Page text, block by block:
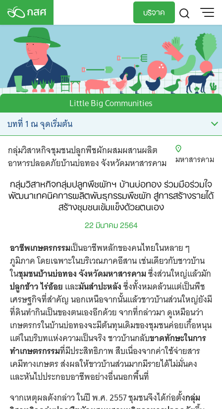
Skip
บริจาค
TH
EN
Little Big Communities
กลุ่มวิสาหกิจชุมชนปลูกพืชผักผสมผสานผลิต
อาหารปลอดภัยบ้านบ่อทอง จังหวัดมหาสารคาม
มหาสารคาม
กลุ่มวิสาหกิจกลุ่มปลูกพืชผักฯ บ้านบ่อทอง ร่วมมือร่วมใจ
พัฒนาเทคนิคการผลิตพันธุกรรมพืชผัก สู่การสร้างรายได้
สร้างชุมชนเข้มแข็งด้วยตนเอง
22 มีนาคม 2564
อาชีพเกษตรกรรมเป็นอาชีพหลักของคนไทยในหลาย ๆ
ภูมิภาค โดยเฉพาะในบริเวณภาคอีสาน เช่นเดียวกับชาวบ้าน
ในชุมชนบ้านบ่อทอง จังหวัดมหาสารคามซึ่งส่วนใหญ่แล้วมัก
ปลูกข้าว ไร่อ้อย และมันสำปะหลังซึ่งทั้งหมดล้วนแต่เป็นพืช
เศรษฐกิจที่สำคัญ นอกเหนือจากนั้นแล้วชาวบ้านส่วนใหญ่ยังมี
ที่ดินทำกินเป็นของตนเองอีกด้วย จากที่กล่าวมา ดูเหมือนว่า
เกษตรกรในบ้านบ่อทองจะมีต้นทุนเดิมของชุมชนค่อยเกื้อหนุน
แต่ในบริบทแห่งความเป็นจริง ชาวบ้านกลับขาดทักษะในการ
ทำเกษตรกรรมที่มีประสิทธิภาพ สืบเนื่องจากค่าใช้จ่ายสาร
เคมีทางเกษตร ส่งผลให้ขาวบ้านส่วนมากมีรายได้ไม่มั่นคง
และหันไปประกอบอาชีพอย่างอื่นนอกพื้นที่
จากเหตุผลดังกล่าว ในปี พ.ศ. 2557 ชุมชนจึงได้ก่อตั้งกลุ่ม